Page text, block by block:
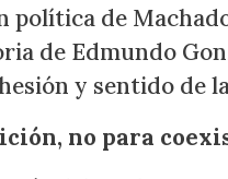
política de
de Edmundo
y sentido de
no para